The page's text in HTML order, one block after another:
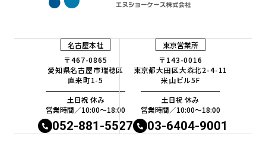
名古屋本社
〒467-0865
愛知県名古屋市瑞穂区
直来町1-5
土日祝 休み
営業時間／10:00〜18:00
052-881-5527
東京営業所
〒143-0016
東京都大田区大森北2-4-11
米山ビル5F
土日祝 休み
営業時間／10:00〜18:00
03-6404-9001